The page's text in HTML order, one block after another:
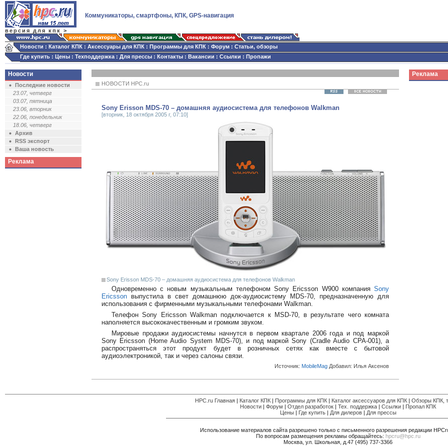
версия для кпк >
Коммуникаторы, смартфоны, КПК, GPS-навигация
Новости : Каталог КПК : Аксессуары для КПК : Программы для КПК : Форум : Статьи, обзоры
Где купить : Цены : Техподдержка : Для прессы : Контакты : Вакансии : Ссылки : Пропажи
Новости
Последние новости
23.07, четверг
03.07, пятница
23.06, вторник
22.06, понедельник
18.06, четверг
Архив
RSS экспорт
Ваша новость
Реклама
НОВОСТИ HPC.ru
Sony Erisson MDS-70 – домашняя аудиосистема для телефонов Walkman
[вторник, 18 октября 2005 г, 07:10]
Sony Erisson MDS-70 – домашняя аудиосистема для телефонов Walkman
Одновременно с новым музыкальным телефоном Sony Ericsson W900 компания Sony
Ericsson выпустила в свет домашнюю док-аудиосистему MDS-70, предназначенную для
использования с фирменными музыкальными телефонами Walkman.
Телефон Sony Ericsson Walkman подключается к MSD-70, в результате чего комната
наполняется высококачественным и громким звуком.
Мировые продажи аудиосистемы начнутся в первом квартале 2006 года и под маркой
Sony Ericsson (Home Audio System MDS-70), и под маркой Sony (Cradle Audio CPA-001), а
распространяться этот продукт будет в розничных сетях как вместе с бытовой
аудиоэлектроникой, так и через салоны связи.
Источник: MobileMag Добавил: Илья Аксенов
Реклама
HPC.ru Главная Каталог КПК Программы для КПК Каталог аксессуаров для КПК
Обзоры КПК,
Новости
Форум Отдел разработок Тех. поддержка Ссылки
Пропал КПК
Цены| Где купить| Для дилеров| Для прессы
Использование материалов сайта разрешено только с письменного разрешения редакции
По вопросам размещения рекламы обращайтесь: hpcru@hpc.ru
Москва, ул. Школьная, д.47 (495) 737-3366